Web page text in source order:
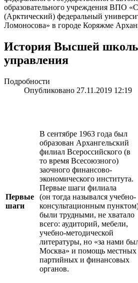
образовательного учреждения ВПО
(Арктический) федеральный
Ломоносова» в городе Коряжме
История Высшей
управления
Подробности
Опубликовано 27.11.2019 12:19
Первые
шаги
В сентябре 1963 года был
образован Архангельский
филиал Всероссийского (в
то время Всесоюзного)
заочного финансово-
экономического института.
Первые шаги филиала
(он тогда назывался учебно-
консультационным
были трудными, не хватало
всего: аудиторий, мебели,
учебно-методической
литературы, но «за нами
Москва» и помощь местных
партийных и финансовых
органов.